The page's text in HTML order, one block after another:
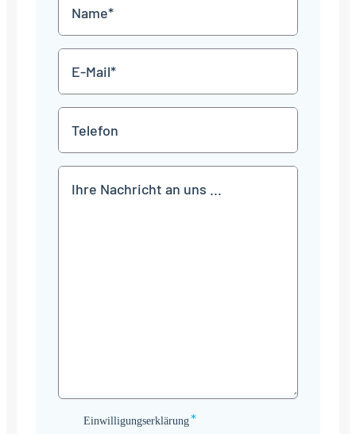
JJJJ
Mail
*
Einwilligungserklärung
Einwilligungserklärung*